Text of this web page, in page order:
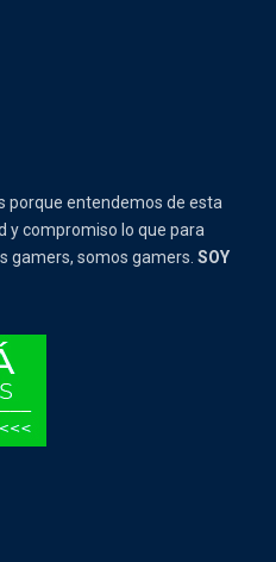
porque entendemos de esta
y compromiso lo que para
gamers, somos gamers. SOY